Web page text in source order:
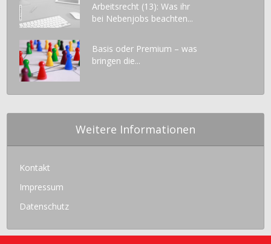
Arbeitsrecht (13): Was ihr
bei Nebenjobs beachten...
Basis oder Premium – was
bringen die...
Weitere Informationen
Kontakt
Impressum
Datenschutz